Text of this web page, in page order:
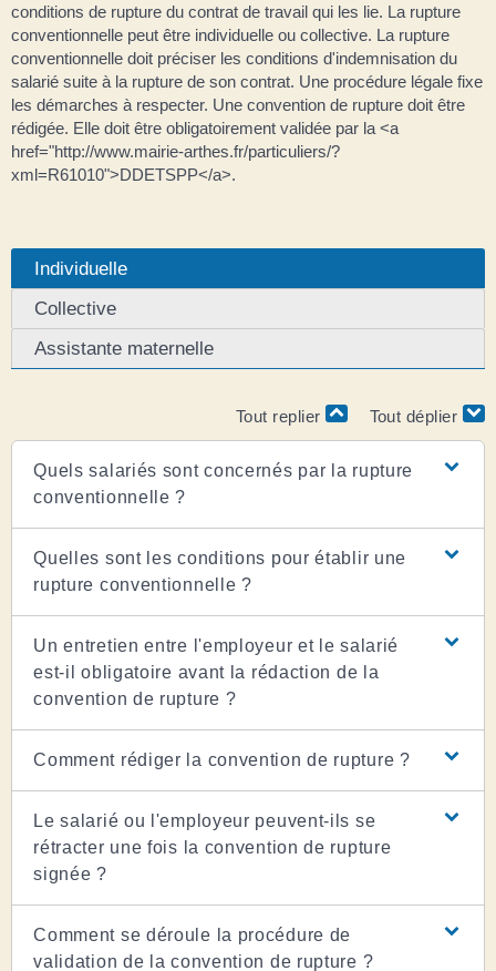
conditions de rupture du contrat de travail qui les lie. La rupture
conventionnelle peut être individuelle ou collective. La rupture
conventionnelle doit préciser les conditions d'indemnisation du
salarié suite à la rupture de son contrat. Une procédure légale fixe
les démarches à respecter. Une convention de rupture doit être
rédigée. Elle doit être obligatoirement validée par la <a
href="http://www.mairie-arthes.fr/particuliers/?
xml=R61010">DDETSPP</a>.
Individuelle
Collective
Assistante maternelle
Tout replier Tout déplier
Quels salariés sont concernés par la rupture
conventionnelle ?
Quelles sont les conditions pour établir une
rupture conventionnelle ?
Un entretien entre l'employeur et le salarié
est-il obligatoire avant la rédaction de la
convention de rupture ?
Comment rédiger la convention de rupture ?
Le salarié ou l'employeur peuvent-ils se
rétracter une fois la convention de rupture
signée ?
Comment se déroule la procédure de
validation de la convention de rupture ?